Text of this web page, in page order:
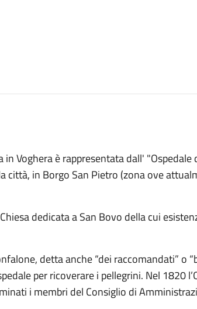
Voghera è rappresentata dall'
città, in Borgo San Pietro (zona ove
dedicata a San Bovo della cui
detta anche “dei raccomandati” o
per ricoverare i pellegrini. Nel 1820
i membri del Consiglio di